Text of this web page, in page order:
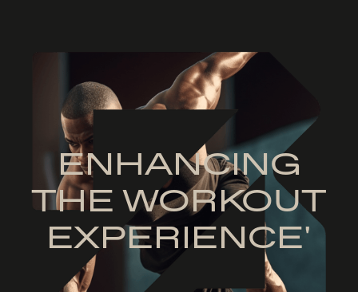
ENHANCING
THE WORKOUT
EXPERIENCE'